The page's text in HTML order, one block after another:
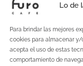
Lo de
Para brindar las mejores
cookies para almacenar y/
acepta el uso de estas
comportamiento de
SOBRE MÍ
EL TOSTADERO